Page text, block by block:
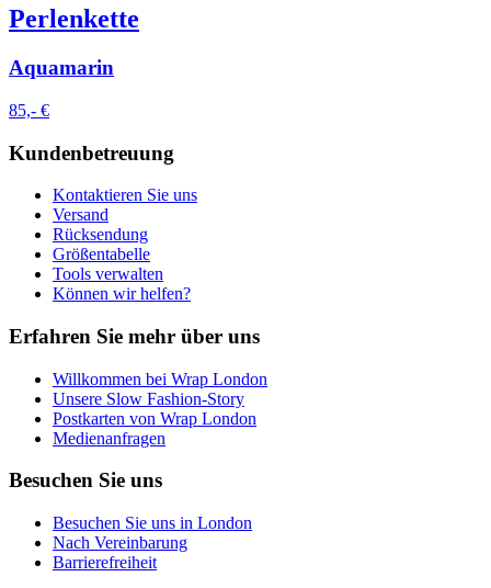
Perlenkette
Aquamarin
85,- €
Kundenbetreuung
Kontaktieren Sie uns
Versand
Rücksendung
Größentabelle
Tools verwalten
Können wir helfen?
Erfahren Sie mehr über uns
Willkommen bei Wrap London
Unsere Slow Fashion-Story
Postkarten von Wrap London
Medienanfragen
Besuchen Sie uns
Besuchen Sie uns in London
Nach Vereinbarung
Barrierefreiheit